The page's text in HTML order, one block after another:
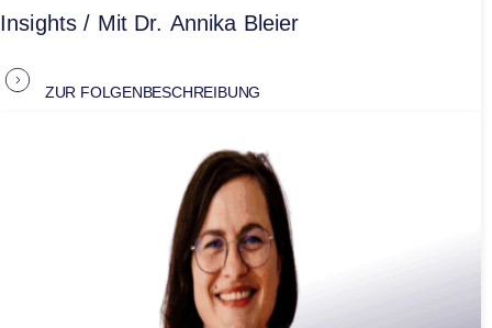
Insights / Mit Dr. Annika Bleier
ZUR FOLGENBESCHREIBUNG